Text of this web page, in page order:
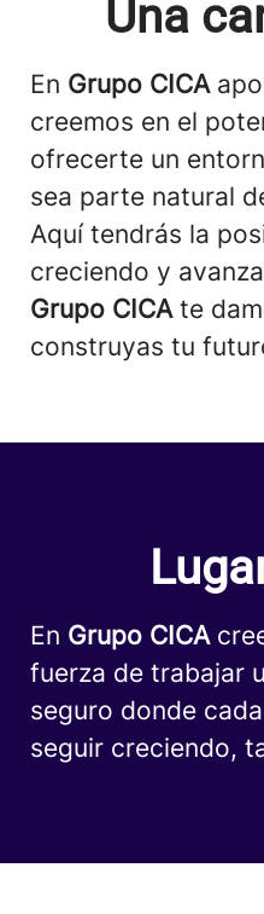
Una
En Grupo CICA
creemos en el
ofrecerte un
sea parte natural
Aquí tendrás la
creciendo y
Grupo CICAte
construyas tu
En Grupo CICA
fuerza de trabajar
seguro donde
seguir creciendo,